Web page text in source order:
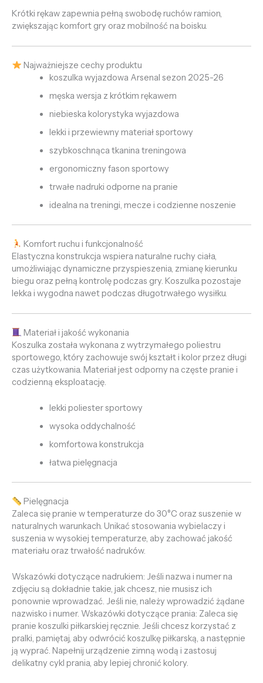
Krótki rękaw zapewnia pełną swobodę ruchów ramion,
zwiększając komfort gry oraz mobilność na boisku.
Najważniejsze cechy produktu
koszulka wyjazdowa Arsenal sezon 2025-26
męska wersja z krótkim rękawem
niebieska kolorystyka wyjazdowa
lekki i przewiewny materiał sportowy
szybkoschnąca tkanina treningowa
ergonomiczny fason sportowy
trwałe nadruki odporne na pranie
idealna na treningi, mecze i codzienne noszenie
Komfort ruchu i funkcjonalność
Elastyczna konstrukcja wspiera naturalne ruchy ciała,
umożliwiając dynamiczne przyspieszenia, zmianę kierunku
biegu oraz pełną kontrolę podczas gry. Koszulka pozostaje
lekka i wygodna nawet podczas długotrwałego wysiłku.
Materiał i jakość wykonania
Koszulka została wykonana z wytrzymałego poliestru
sportowego, który zachowuje swój kształt i kolor przez długi
czas użytkowania. Materiał jest odporny na częste pranie i
codzienną eksploatację.
lekki poliester sportowy
wysoka oddychalność
komfortowa konstrukcja
łatwa pielęgnacja
Pielęgnacja
Zaleca się pranie w temperaturze do 30°C oraz suszenie w
naturalnych warunkach. Unikać stosowania wybielaczy i
suszenia w wysokiej temperaturze, aby zachować jakość
materiału oraz trwałość nadruków.
Wskazówki dotyczące nadrukiem: Jeśli nazwa i numer na
zdjęciu są dokładnie takie, jak chcesz, nie musisz ich
ponownie wprowadzać. Jeśli nie, należy wprowadzić żądane
nazwisko i numer. Wskazówki dotyczące prania: Zaleca się
pranie koszulki piłkarskiej ręcznie. Jeśli chcesz korzystać z
pralki, pamiętaj, aby odwrócić koszulkę piłkarską, a następnie
ją wyprać. Napełnij urządzenie zimną wodą i zastosuj
delikatny cykl prania, aby lepiej chronić kolory.